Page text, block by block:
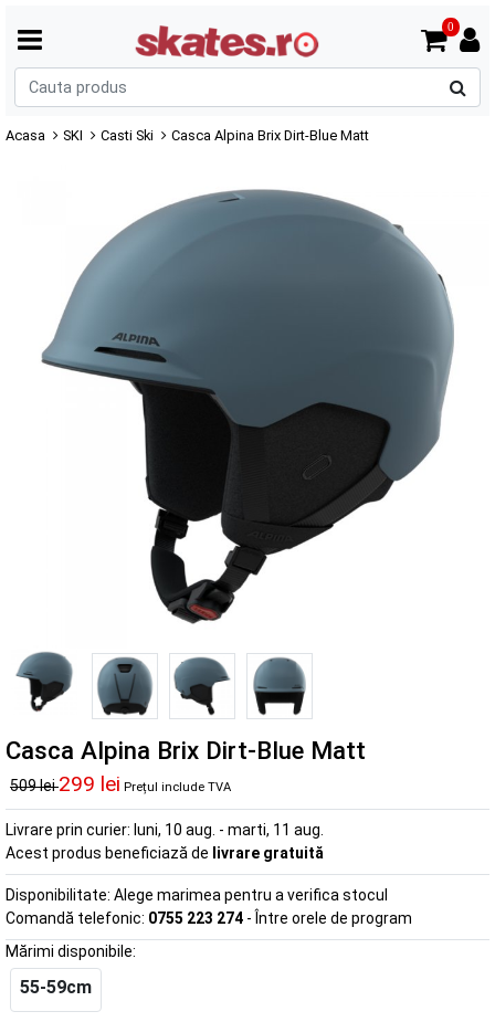
0
Acasa SKI Casti Ski Casca Alpina Brix Dirt-Blue Matt
Casca Alpina Brix Dirt-Blue Matt
509 lei299 lei Prețul include TVA
Livrare prin curier: luni, 10 aug. - marti, 11 aug.
Acest produs beneficiază de livrare gratuită
Disponibilitate: Alege marimea pentru a verifica stocul
Comandă telefonic: 0755 223 274 - Între orele de program
Mărimi disponibile:
55-59cm